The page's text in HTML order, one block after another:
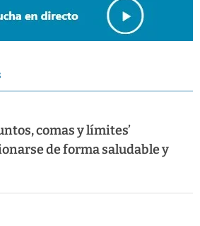
comas y límites’
de forma saludable y